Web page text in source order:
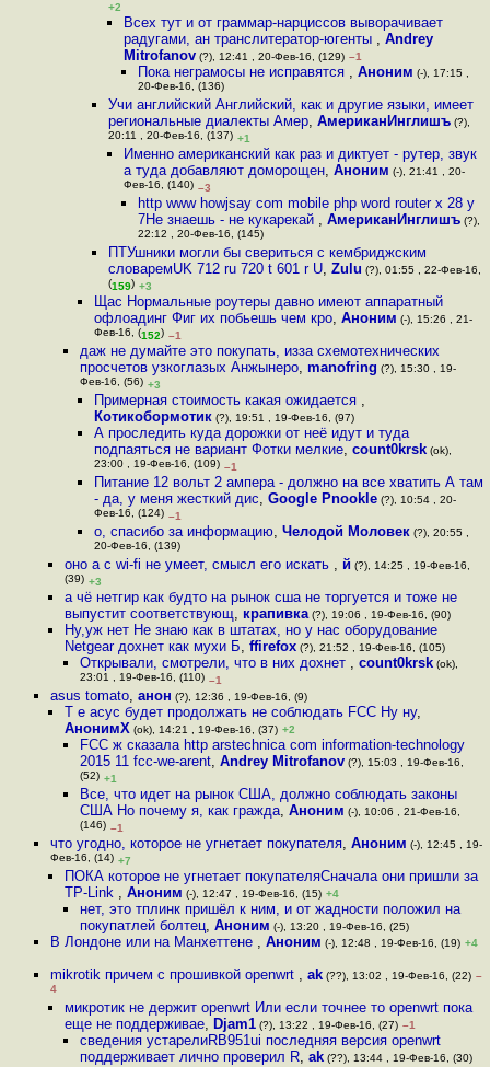
+2
Всех тут и от граммар-нарциссов выворачивает
радугами, ан транслитератор-югенты , Andrey
Mitrofanov(?), 12:41 , 20-Фев-16, (129) –1
Пока неграмосы не исправятся , Аноним (-), 17:15 ,
20-Фев-16, (136)
Учи английский Английский, как и другие языки, имеет
региональные диалекты Амер,АмериканИнглишъ (?),
20:11 , 20-Фев-16, (137) +1
Именно американский как раз и диктует - рутер, звук
а туда добавляют доморощен, Аноним (-), 21:41 , 20-
Фев-16, (140) –3
http www howjsay com mobile php word router x 28 y
7Не знаешь - не кукарекай , АмериканИнглишъ(?),
22:12 , 20-Фев-16, (145)
ПТУшники могли бы свериться с кембриджским
словаремUK 712 ru 720 t 601 r U,Zulu (?), 01:55 , 22-Фев-16,
(159) +3
Щас Нормальные роутеры давно имеют аппаратный
офлоадинг Фиг их побьешь чем кро, Аноним (-), 15:26 , 21-
Фев-16, (152) –1
даж не думайте это покупать, изза схемотехнических
просчетов узкоглазых Анжынеро, manofring (?), 15:30 , 19-
Фев-16, (56) +3
Примерная стоимость какая ожидается ,
Котикобормотик(?), 19:51 , 19-Фев-16, (97)
А проследить куда дорожки от неё идут и туда
подпаяться не вариант Фотки мелкие, count0krsk(ok),
23:00 , 19-Фев-16, (109) –1
Питание 12 вольт 2 ампера - должно на все хватить А там
- да, у меня жесткий дис, Google Pnookle(?), 10:54 , 20-
Фев-16, (124) –1
о, спасибо за информацию, Челодой Моловек(?), 20:55 ,
20-Фев-16, (139)
оно a c wi-fi не умеет, смысл его искать , й (?), 14:25 , 19-Фев-16,
(39) +3
а чё нетгир как будто на рынок сша не торгуется и тоже не
выпустит соответствующ, крапивка (?), 19:06 , 19-Фев-16, (90)
Ну,уж нет Не знаю как в штатах, но у нас оборудование
Netgear дохнет как мухи Б,ffirefox (?), 21:52 , 19-Фев-16, (105)
Открывали, смотрели, что в них дохнет , count0krsk(ok),
23:01 , 19-Фев-16, (110) –1
asus tomato, анон (?), 12:36 , 19-Фев-16, (9)
Т е асус будет продолжать не соблюдать FCC Ну ну,
АнонимХ (ok), 14:21 , 19-Фев-16, (37) +2
FCC ж сказала http arstechnica com information-technology
2015 11 fcc-we-arent, Andrey Mitrofanov(?), 15:03 , 19-Фев-16,
(52) +1
Все, что идет на рынок США, должно соблюдать законы
США Но почему я, как гражда, Аноним (-), 10:06 , 21-Фев-16,
(146) –1
что угодно, которое не угнетает покупателя, Аноним (-), 12:45 , 19-
Фев-16, (14) +7
ПОКА которое не угнетает покупателяСначала они пришли за
TP-Link ,Аноним (-), 12:47 , 19-Фев-16, (15) +4
нет, это тплинк пришёл к ним, и от жадности положил на
покупатлей болтец, Аноним (-), 13:20 , 19-Фев-16, (25)
В Лондоне или на Манхеттене , Аноним (-), 12:48 , 19-Фев-16, (19) +4
mikrotik причем с прошивкой openwrt , ak(??), 13:02 , 19-Фев-16, (22) –
4
микротик не держит openwrt Или если точнее то openwrt пока
еще не поддерживае, Djam1 (?), 13:22 , 19-Фев-16, (27) –1
сведения устарелиRB951ui последняя версия openwrt
поддерживает лично проверил R, ak(??), 13:44 , 19-Фев-16, (30)